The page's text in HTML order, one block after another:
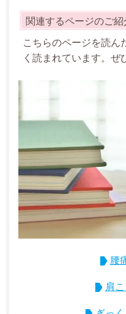
関連するページのご紹
こちらのページを読ん
く読まれています。ぜ
腰
肩